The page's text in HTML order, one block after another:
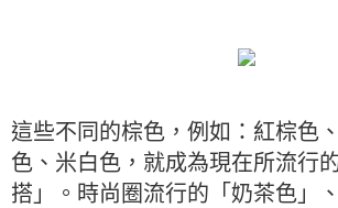
這些不同的棕色，例如：紅棕色
色、米白色，就成為現在所流行
搭」。時尚圈流行的「奶茶色」